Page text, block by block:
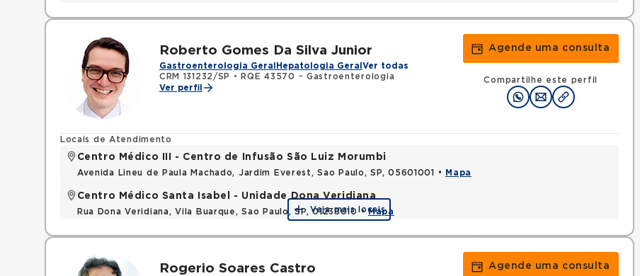
Roberto Gomes Da Silva Junior
Gastroenterologia Geral Hepatologia Geral Ver todas
CRM 131232/SP
•
RQE 43570 - Gastroenterologia
Ver perfil
Agende uma consulta
Compartilhe este perfil
Locais de Atendimento
Centro Médico III - Centro de Infusão São Luiz Morumbi
Avenida Lineu de Paula Machado, Jardim Everest, Sao Paulo, SP, 05601001 • Mapa
Centro Médico Santa Isabel - Unidade Dona Veridiana
Rua Dona Veridiana, Vila Buarque, Sao Paulo, SP, 01238010 •Mapa
Veja mais locais
Rogerio Soares Castro Agende uma consulta